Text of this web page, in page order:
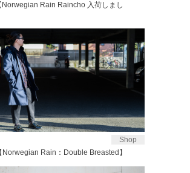
Rain Raincho 入荷しまし
Shop
Norwegian Rain：Double Breasted】